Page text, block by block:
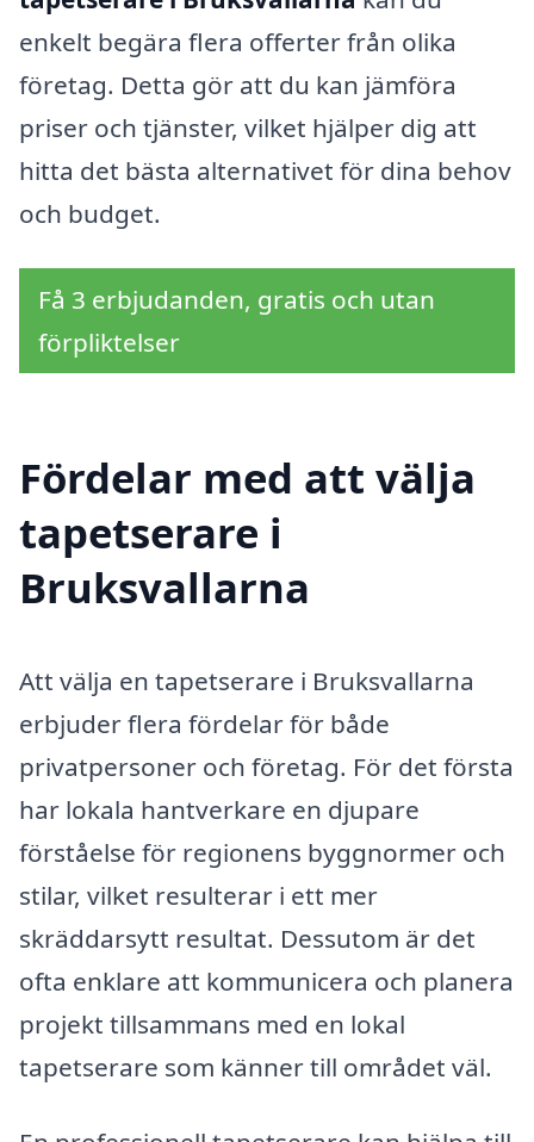
enkelt begära flera offerter från olika
företag. Detta gör att du kan jämföra
priser och tjänster, vilket hjälper dig att
hitta det bästa alternativet för dina behov
och budget.
Få 3 erbjudanden, gratis och utan
förpliktelser
Fördelar med att välja
tapetserare i
Bruksvallarna
Att välja en tapetserare i Bruksvallarna
erbjuder flera fördelar för både
privatpersoner och företag. För det första
har lokala hantverkare en djupare
förståelse för regionens byggnormer och
stilar, vilket resulterar i ett mer
skräddarsytt resultat. Dessutom är det
ofta enklare att kommunicera och planera
projekt tillsammans med en lokal
tapetserare som känner till området väl.